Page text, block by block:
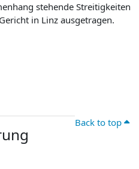
stehende Streitigkeiten
in Linz ausgetragen.
Back to top